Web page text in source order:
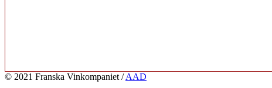
© 2021 Franska Vinkompaniet /AAD